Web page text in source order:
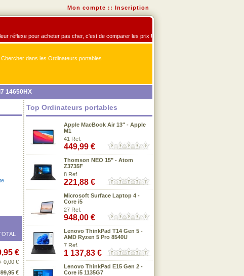
Mon compte :: Inscription
réflexe pour acheter pas cher, c'est de comparer les prix !
Chercher dans les Ordinateurs portables
14650HX
€
0,00 €
€
Top Ordinateurs portables
Apple MacBook Air 13" - Apple
M1
41 Ref.
449,99 €
Thomson NEO 15" - Atom
Z3735F
8 Ref.
221,88 €
Microsoft Surface Laptop 4 -
Core i5
27 Ref.
948,00 €
Lenovo ThinkPad T14 Gen 5 -
AMD Ryzen 5 Pro 8540U
7 Ref.
1 137,83 €
Lenovo ThinkPad E15 Gen 2 -
Core i5 1135G7